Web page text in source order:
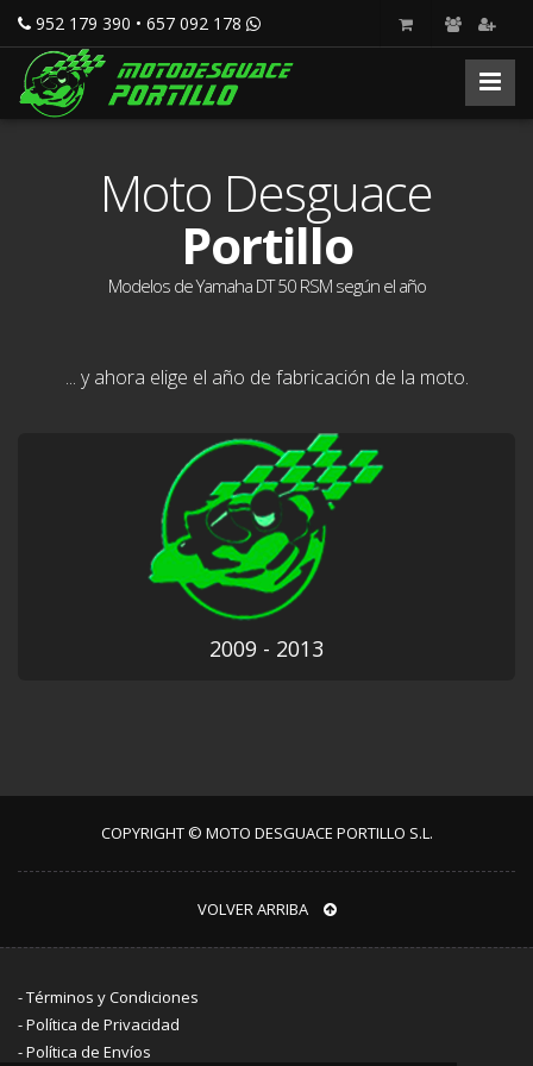
952 179 390 • 657 092 178
Moto Desguace
Portillo
Modelos de Yamaha DT 50 RSM según el año
... y ahora elige el año de fabricación de la moto.
2009 - 2013
COPYRIGHT © MOTO DESGUACE PORTILLO S.L.
VOLVER ARRIBA
-Términos y Condiciones
-Política de Privacidad
-Política de Envíos